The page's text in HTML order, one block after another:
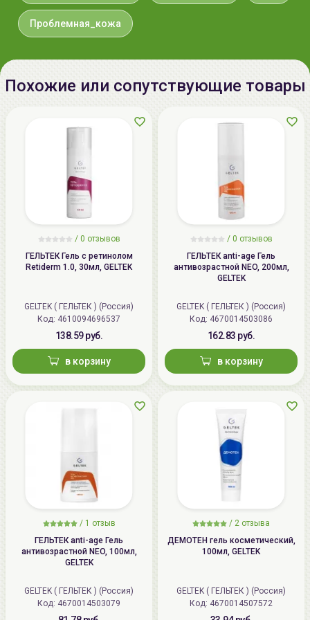
0005, Japan
Импортер в
ООО «Аллкосметикс Групп».
+375296092910
group@allcosmetics.by
Проблемная_кожа
Похожие или сопутствующие товары
/ 0 отзывов
ГЕЛЬТЕК Гель с ретинолом
Retiderm 1.0, 30мл, GELTEK
GELTEK ( ГЕЛЬТЕК ) (Россия)
Код: 4610094696537
138.59 руб.
в корзину
/ 0 отзывов
ГЕЛЬТЕК anti-age Гель
антивозрастной NEO, 200мл,
GELTEK
GELTEK ( ГЕЛЬТЕК ) (Россия)
Код: 4670014503086
162.83 руб.
в корзину
/ 1 отзыв
ГЕЛЬТЕК anti-age Гель
антивозрастной NEO, 100мл,
GELTEK
GELTEK ( ГЕЛЬТЕК ) (Россия)
Код: 4670014503079
/ 2 отзыва
ДЕМОТЕН гель косметический,
100мл, GELTEK
GELTEK ( ГЕЛЬТЕК ) (Россия)
Код: 4670014507572